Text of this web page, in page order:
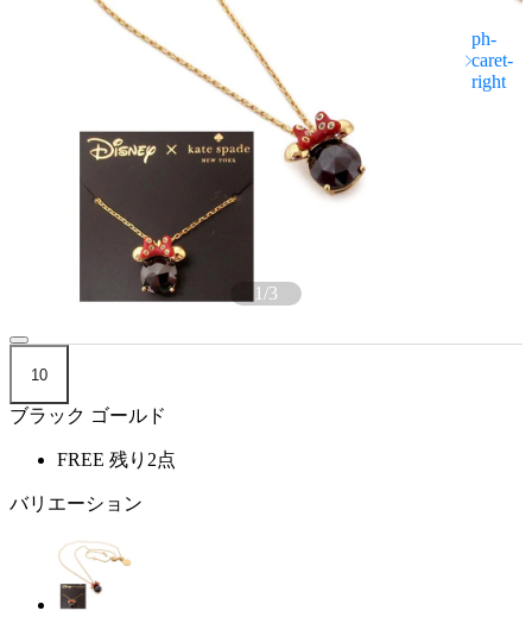
1/3
10
ブラック ゴールド
FREE 残り2点
バリエーション